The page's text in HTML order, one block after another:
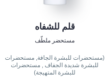
قلم للشفاه
مستحضر ملطّف
(مستحضرات للبشرة الجافة, مستحضرات
للبشرة شديدة الجفاف , مستحضرات
للبشرة المتهيجة)